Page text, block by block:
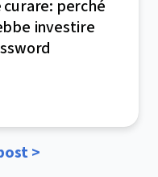
perché
investire
>